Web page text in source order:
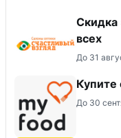
Скидка
всех
До 31
Купите
До 30